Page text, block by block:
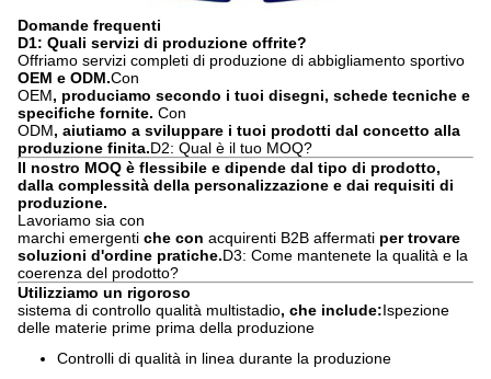
Domande frequenti
D1: Quali servizi di produzione offrite?
Offriamo servizi completi di produzione di abbigliamento sportivo
OEM e ODM.Con
OEM, produciamo secondo i tuoi disegni, schede tecniche e
specifiche fornite. Con
ODM, aiutiamo a sviluppare i tuoi prodotti dal concetto alla
produzione finita.D2: Qual è il tuo MOQ?
Il nostro MOQ è flessibile e dipende dal tipo di prodotto,
dalla complessità della personalizzazione e dai requisiti di
produzione.
Lavoriamo sia con
marchi emergenti che con acquirenti B2B affermati per trovare
soluzioni d'ordine pratiche.D3: Come mantenete la qualità e la
coerenza del prodotto?
Utilizziamo un rigoroso
sistema di controllo qualità multistadio, che include:Ispezione
delle materie prime prima della produzione
Controlli di qualità in linea durante la produzione